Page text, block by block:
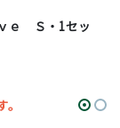
ｅ Ｓ・1セッ